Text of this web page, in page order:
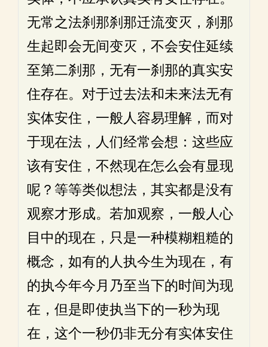
无常之法刹那刹那迁流变灭，刹那
生起即会无间变灭，不会安住延续
至第二刹那，无有一刹那的真实安
住存在。对于过去法和未来法无有
实体安住，一般人容易理解，而对
于现在法，人们经常会想：这些应
该有安住，不然现在怎么会有显现
呢？等等类似想法，其实都是没有
观察才形成。若加观察，一般人心
目中的现在，只是一种模糊粗糙的
概念，如有的人执今生为现在，有
的执今年今月乃至当下的时间为现
在，但是即使执当下的一秒为现
在，这个一秒仍非无分有实体安住